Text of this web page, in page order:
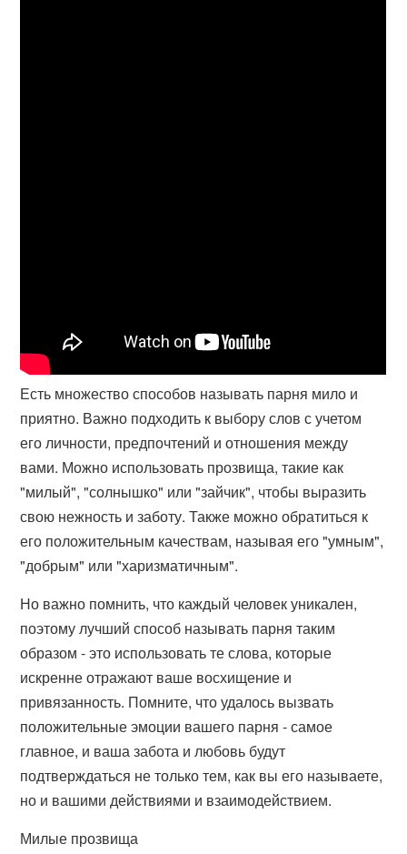
Есть множество способов называть парня мило и
приятно. Важно подходить к выбору слов с учетом
его личности, предпочтений и отношения между
вами. Можно использовать прозвища, такие как
"милый", "солнышко" или "зайчик", чтобы выразить
свою нежность и заботу. Также можно обратиться к
его положительным качествам, называя его "умным",
"добрым" или "харизматичным".
Но важно помнить, что каждый человек уникален,
поэтому лучший способ называть парня таким
образом - это использовать те слова, которые
искренне отражают ваше восхищение и
привязанность. Помните, что удалось вызвать
положительные эмоции вашего парня - самое
главное, и ваша забота и любовь будут
подтверждаться не только тем, как вы его называете,
но и вашими действиями и взаимодействием.
Милые прозвища